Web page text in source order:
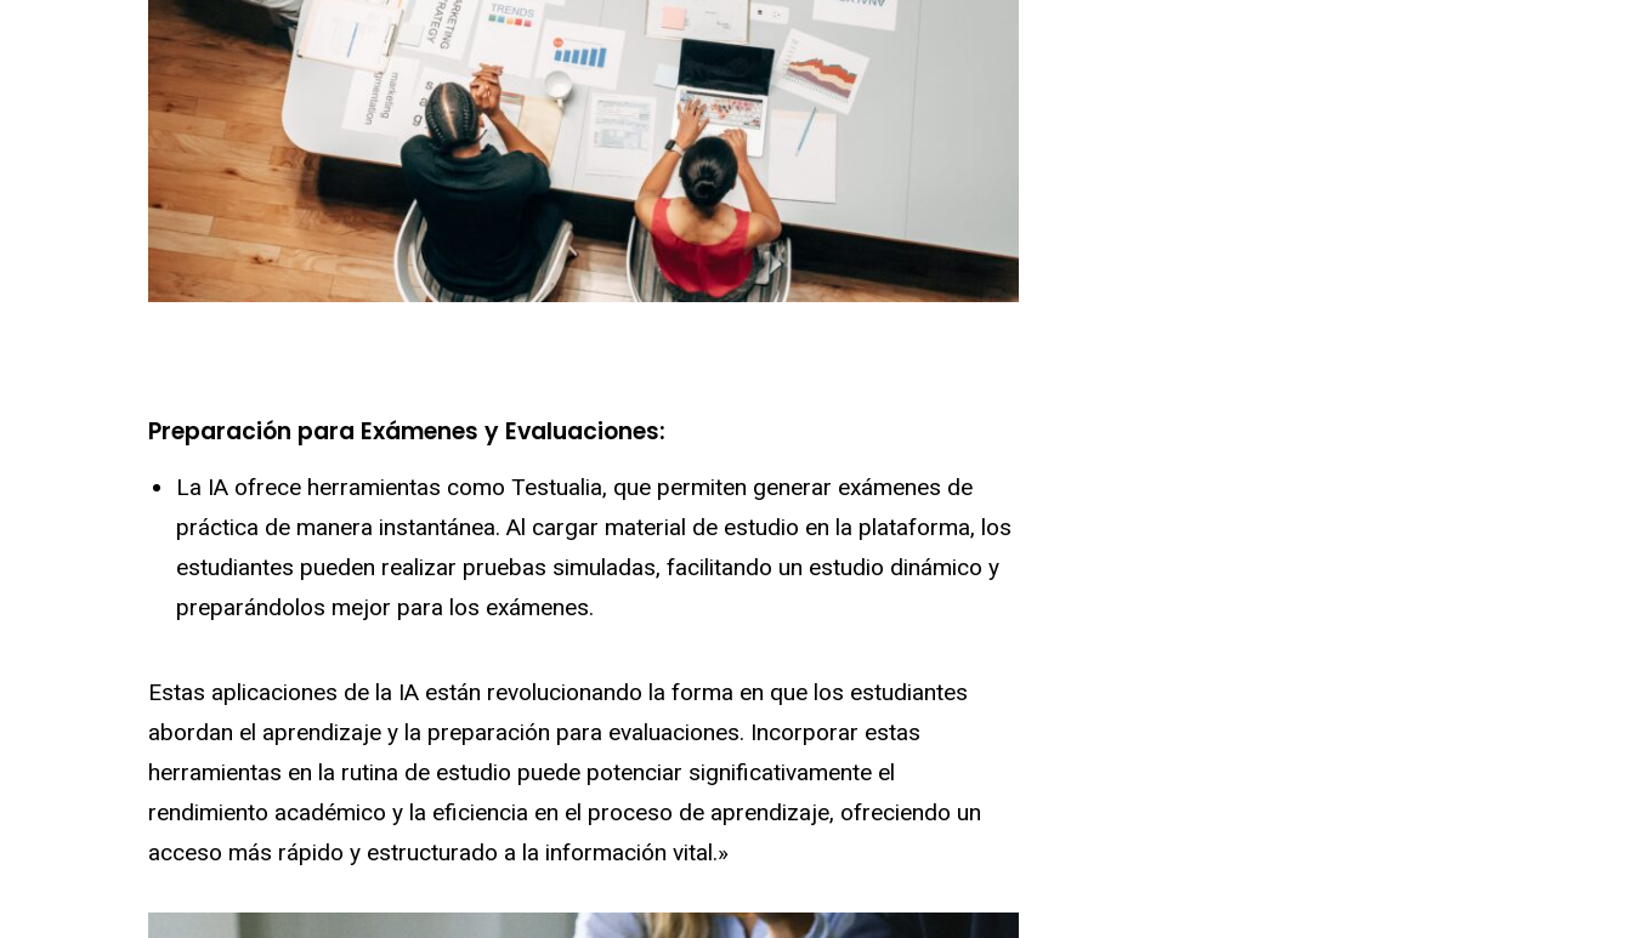
Preparación para Exámenes y Evaluaciones:
La IA ofrece herramientas como Testualia, que permiten generar exámenes de
práctica de manera instantánea. Al cargar material de estudio en la plataforma, los
estudiantes pueden realizar pruebas simuladas, facilitando un estudio dinámico y
preparándolos mejor para los exámenes.
Estas aplicaciones de la IA están revolucionando la forma en que los estudiantes
abordan el aprendizaje y la preparación para evaluaciones. Incorporar estas
herramientas en la rutina de estudio puede potenciar significativamente el
rendimiento académico y la eficiencia en el proceso de aprendizaje, ofreciendo un
acceso más rápido y estructurado a la información vital.»